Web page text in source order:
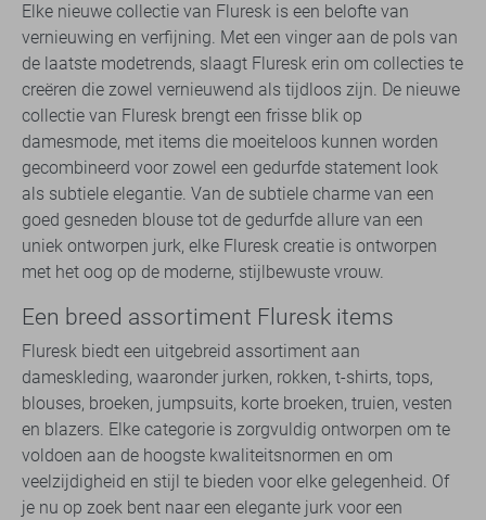
Elke nieuwe collectie van Fluresk is een belofte van
vernieuwing en verfijning. Met een vinger aan de pols van
de laatste modetrends, slaagt Fluresk erin om collecties te
creëren die zowel vernieuwend als tijdloos zijn. De nieuwe
collectie van Fluresk brengt een frisse blik op
damesmode, met items die moeiteloos kunnen worden
gecombineerd voor zowel een gedurfde statement look
als subtiele elegantie. Van de subtiele charme van een
goed gesneden blouse tot de gedurfde allure van een
uniek ontworpen jurk, elke Fluresk creatie is ontworpen
met het oog op de moderne, stijlbewuste vrouw.
Een breed assortiment Fluresk items
Fluresk biedt een uitgebreid assortiment aan
dameskleding, waaronder jurken, rokken, t-shirts, tops,
blouses, broeken, jumpsuits, korte broeken, truien, vesten
en blazers. Elke categorie is zorgvuldig ontworpen om te
voldoen aan de hoogste kwaliteitsnormen en om
veelzijdigheid en stijl te bieden voor elke gelegenheid. Of
je nu op zoek bent naar een elegante jurk voor een